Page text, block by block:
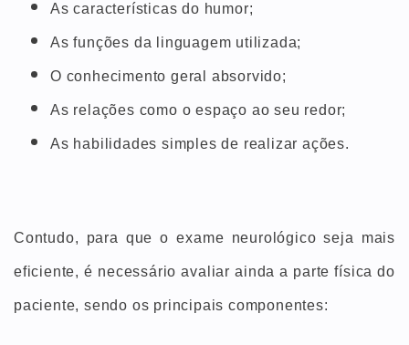
As características do humor;
As funções da linguagem utilizada;
O conhecimento geral absorvido;
As relações como o espaço ao seu redor;
As habilidades simples de realizar ações.
Contudo, para que o exame neurológico seja mais
eficiente, é necessário avaliar ainda a parte física do
paciente, sendo os principais componentes: